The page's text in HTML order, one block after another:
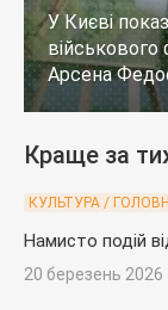
У Києві
Арсена
загинув на
Краще за
КУЛЬТУРА /
Намисто подій
20 березень 2026